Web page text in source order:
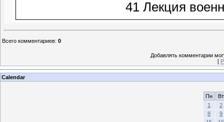
Всего комментариев: 0
Добавлять комментарии
[
Calendar
Пн
Вт
1
2
8
9